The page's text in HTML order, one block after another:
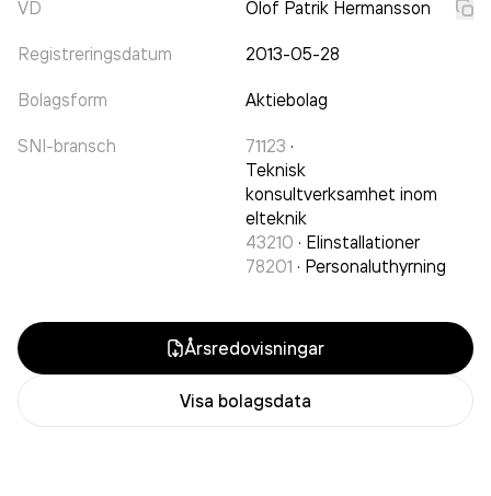
VD Olof Patrik Hermansson
Registreringsdatum 2013-05-28
Bolagsform Aktiebolag
SNI-bransch 71123 ·
Teknisk
konsultverksamhet inom
elteknik
43210 · Elinstallationer
78201 · Personaluthyrning
Årsredovisningar
Visa bolagsdata